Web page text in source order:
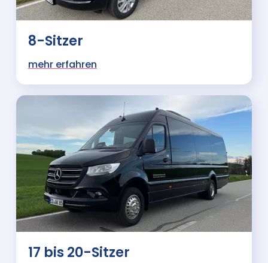
8-Sitzer
mehr erfahren
17 bis 20-Sitzer